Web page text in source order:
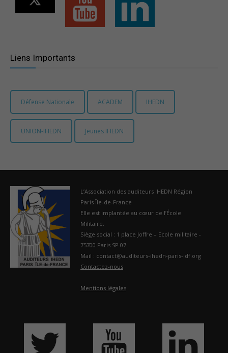
Paris
France
Liens Importants
Défense Nationale ACADEM IHEDN
UNION-IHEDN Jeunes IHEDN
L’Association des auditeurs IHEDN Région
Paris Île-de-France
Elle est implantée au cœur de l’École
Militaire.
Siège social : 1 place Joffre – Ecole militaire -
75700 Paris SP 07
Mail : contact@auditeurs-ihedn-paris-idf.org
Contactez-nous
Mentions légales